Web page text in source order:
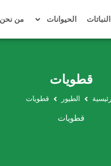
النباتات الحيوانات من نحن
قطويات
الطيور قطويات
قطويات